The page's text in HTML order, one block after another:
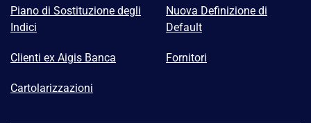
Piano di Sostituzione degli
Indici
Nuova Definizione di
Default
Clienti ex Aigis Banca Fornitori
Cartolarizzazioni